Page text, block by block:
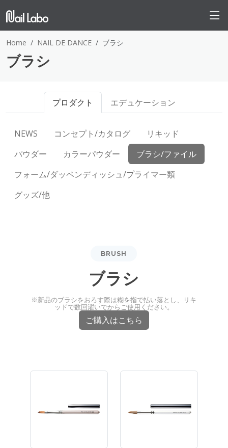
Home NAIL DE DANCE ブラシ
ブラシ
プロダクト エデュケーション
NEWS コンセプト/カタログ
リキッド
パウダー
カラーパウダー
ブラシ/ファイル
フォーム/ダッペンディッシュ/プライマー類
グッズ/他
BRUSH
ブラシ
※新品のブラシをおろす際は糊を指で払い落とし、リキ
ッドで数回濯いでからご使用ください。
ご購入はこちら